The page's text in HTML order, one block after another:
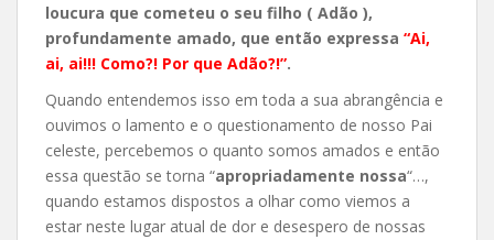
loucura que cometeu o seu filho ( Adão ),
profundamente amado, que então expressa “Ai,
ai, ai!!! Como?! Por que Adão?!”.
Quando entendemos isso em toda a sua abrangência e
ouvimos o lamento e o questionamento de nosso Pai
celeste, percebemos o quanto somos amados e então
essa questão se torna “apropriadamente nossa“…,
quando estamos dispostos a olhar como viemos a
estar neste lugar atual de dor e desespero de nossas